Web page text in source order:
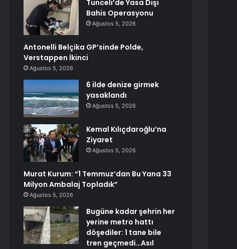
Tunceli’de Yasa Dışı
Bahis Operasyonu
Ağustos 5, 2026
Antonelli Belçika GP’sinde Polde,
Verstappen İkinci
Ağustos 5, 2026
6 ilde denize girmek
yasaklandı
Ağustos 5, 2026
Kemal Kılıçdaroğlu’na
Ziyaret
Ağustos 5, 2026
Murat Kurum: “1 Temmuz’dan Bu Yana 33
Milyon Ambalaj Topladık”
Ağustos 5, 2026
Bugüne kadar şehrin her
yerine metro hattı
döşediler: 1 tane bile
tren geçmedi…Asıl